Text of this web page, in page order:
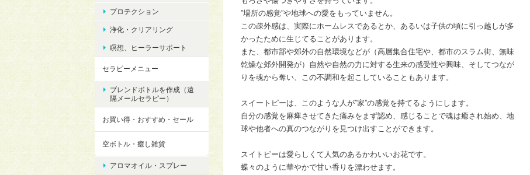
”場所の感覚”や地球への愛をもっていません。
この疎外感は、実際にホームレスであるとか、あるいは子供の頃に引っ越しが多
かったために生じてることがあります。
また、都市部や郊外の自然環境などが（高層集合住宅や、都市のスラム街、無味
乾燥な郊外開発が）自然や自然の力に対する生来の感受性や興味、そしてつなが
りを魂から奪い、この不調和を起こしていることもあります。
スイートピーは、このような人が”家”の感覚を持てるようにします。
自分の感覚を麻痺させてきた痛みをまず認め、感じることで魂は癒され始め、地
球や他者への真のつながりを見つけ出すことができます。
スイトピーは愛らしくて人気のあるかわいいお花です。
蝶々のように華やかで甘い香りを漂わせます。
プロテクション
浄化・クリアリング
瞑想、ヒーラーサポート
セラピーメニュー
ブレンドボトルを作成（遠
隔メールセラピー）
お買い得・おすすめ・セール
空ボトル・癒し雑貨
アロマオイル・スプレー